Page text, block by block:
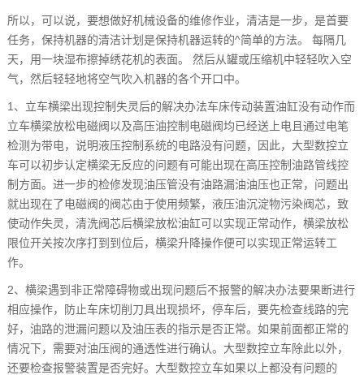
所以，可以说，要想做好机械设备的维修作业，清洁是一步，是首要
任务，保持机器的清洁计划是保持机器运转的^简单的方法。 每隔几
天，用一块湿布擦掉绣花机的表面。 然后从罐或压缩机中轻轻吹入空
气，然后轻轻地将空气吹入机器的各个开口中。
1、立车横梁出现控制失灵后的解决办法车床传动装置油缸没有动作而
立车横梁放松电磁阀以及高压油控制电磁阀均已经送上电且通过电笔
检测为带电，说明液压控制系统的电路没有问题，因此，大型数控立
车可以初步认定横梁无反应的问题有可能出现在高压控制油路管线控
制方面。进一步的检修发现油压管没有油路漏油油压也正常，问题出
就出现在了电磁阀的阀芯由于使用频繁，液压油沉淀物污染阀芯，致
使动作失灵，清洗阀芯后横梁放松油缸可以实现正常动作，横梁放松
限位开关按次序打到到位后，横梁升降操作便可以实现正常运转工
作。
2、横梁遇到非正常障碍物或出现问题后不报警的解决办法要果断进行
相应操作，防止车床切削刀具出现损坏，停车后，要先检查线路的完
好，油路的泄漏问题以及油压表的指示是否正常。如果前面都正常的
情况下，需要对油压阀的通透性进行确认。大型数控立车除此以外，
还要检查报警装置是否完好。大型数控立车如果以上都没有问题的